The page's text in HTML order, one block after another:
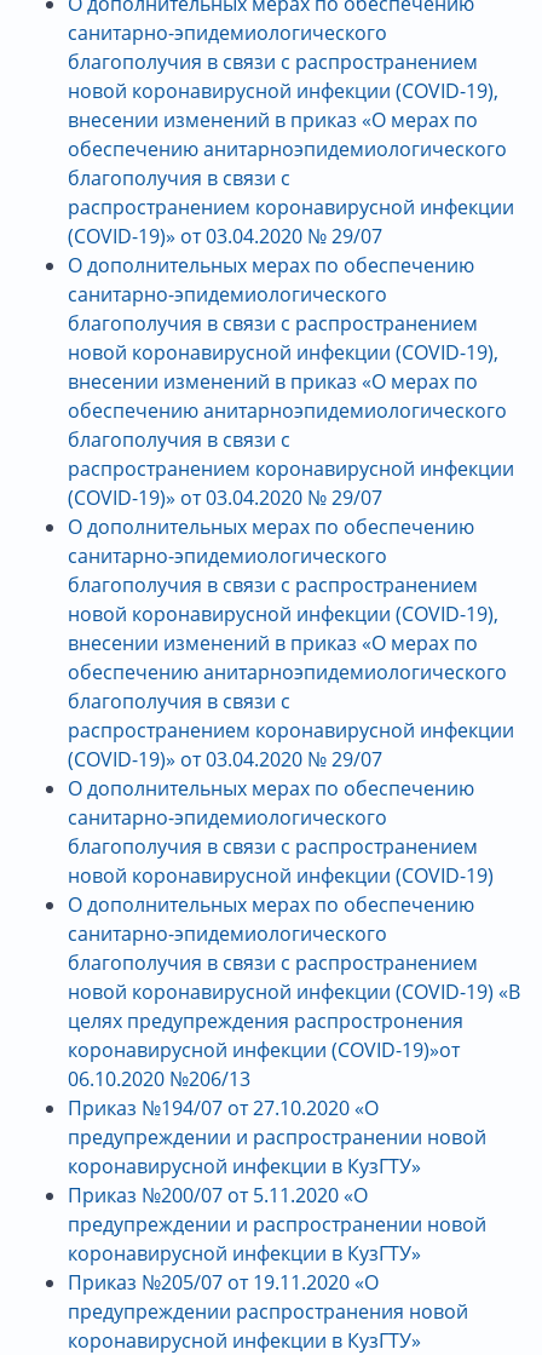
санитарно-эпидемиологического
благополучия в связи с распространением
новой коронавирусной инфекции (COVID-19),
внесении изменений в приказ «О мерах по
обеспечениюанитарноэпидемиологического
благополучия в связи с
распространением коронавирусной инфекции
(COVID-19)» от 03.04.2020 № 29/07
О дополнительных мерах по обеспечению
санитарно-эпидемиологического
благополучия в связи с распространением
новой коронавирусной инфекции (COVID-19),
внесении изменений в приказ «О мерах по
обеспечениюанитарноэпидемиологического
благополучия в связи с
распространением коронавирусной инфекции
(COVID-19)» от 03.04.2020 № 29/07
О дополнительных мерах по обеспечению
санитарно-эпидемиологического
благополучия в связи с распространением
новой коронавирусной инфекции (COVID-19),
внесении изменений в приказ «О мерах по
обеспечениюанитарноэпидемиологического
благополучия в связи с
распространением коронавирусной инфекции
(COVID-19)» от 03.04.2020 № 29/07
О дополнительных мерах по обеспечению
санитарно-эпидемиологического
благополучия в связи с распространением
новой коронавирусной инфекции (COVID-19)
О дополнительных мерах по обеспечению
санитарно-эпидемиологического
благополучия в связи с распространением
новой коронавирусной инфекции (COVID-19) «В
целях предупреждения распростронения
коронавирусной инфекции (COVID-19)»от
06.10.2020 №206/13
Приказ №194/07 от 27.10.2020 «О
предупреждении и распространении новой
коронавирусной инфекции в КузГТУ»
Приказ №200/07 от 5.11.2020 «О
предупреждении и распространении новой
коронавирусной инфекции в КузГТУ»
Приказ №205/07 от 19.11.2020«О
предупреждении распространения новой
коронавирусной инфекции в КузГТУ»